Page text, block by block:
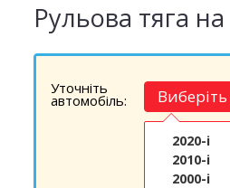
Рульова тяга
Уточніть
автомобіль: Виберіть
2020-і
2010-і
2000-і